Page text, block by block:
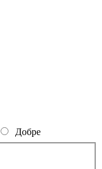
Добре